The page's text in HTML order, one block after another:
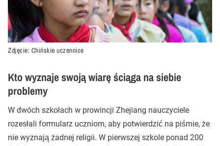
Zdjęcie: Chińskie uczennice
Kto wyznaje swoją wiarę ściąga na siebie
problemy
W dwóch szkołach w prowincji Zhejiang nauczyciele
rozesłali formularz uczniom, aby potwierdzić na piśmie, że
nie wyznają żadnej religii. W pierwszej szkole ponad 200